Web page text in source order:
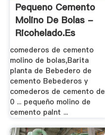
Pequeno Cemento
Molino De Bolas -
Ricohelado.es
comederos de cemento
molino de bolas,Barita
planta de Bebedero de
cemento Bebederos y
comederos de cemento de
0 ... pequeño molino de
cemento palnt ...